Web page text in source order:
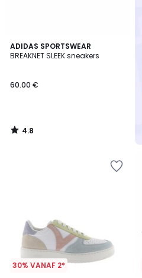
ADIDAS SPORTSWEAR
BREAKNET SLEEK sneakers
60.00 €
4.8
/ 5
4.8
/
30% VANAF 2*